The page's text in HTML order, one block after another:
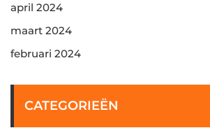
april 2024
maart 2024
februari 2024
CATEGORIEËN